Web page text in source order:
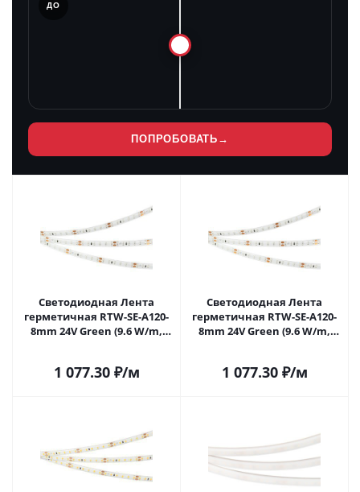
ДО
ПОПРОБОВАТЬ →
Светодиодная Лента
герметичная RTW-SE-A120-
8mm 24V Green (9.6 W/m,
1 077.30₽/м
Светодиодная Лента
герметичная RTW-SE-A120-
8mm 24V Green (9.6 W/m,
1 077.30₽/м